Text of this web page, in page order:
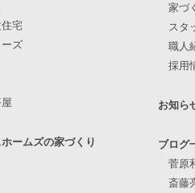
宅
ズ
ームズの家づくり
家づ
スタ
職人
採用
お知ら
ブログ
菅原
斎藤